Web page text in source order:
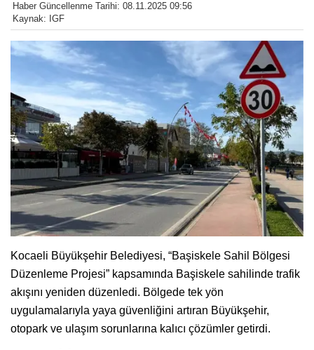
Haber Güncellenme Tarihi: 08.11.2025 09:56
Kaynak: IGF
Kocaeli Büyükşehir Belediyesi, “Başiskele Sahil Bölgesi
Düzenleme Projesi” kapsamında Başiskele sahilinde trafik
akışını yeniden düzenledi. Bölgede tek yön
uygulamalarıyla yaya güvenliğini artıran Büyükşehir,
otopark ve ulaşım sorunlarına kalıcı çözümler getirdi.